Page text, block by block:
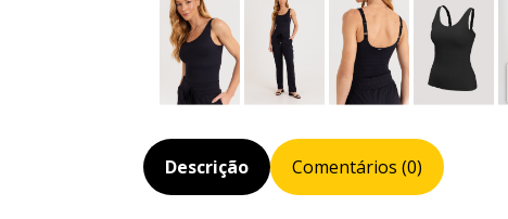
Descrição Comentários (0)